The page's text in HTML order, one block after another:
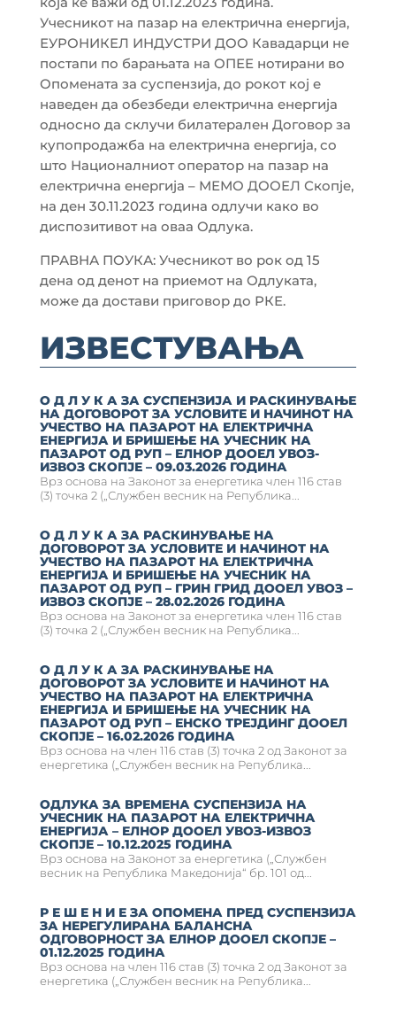
Учесникот на пазар на електрична енергија,
ЕУРОНИКЕЛ ИНДУСТРИ ДОО Кавадарци не
постапи по барањата на ОПЕЕ нотирани во
Опомената за суспензија, до рокот кој е
наведен да обезбеди електрична енергија
односно да склучи билатерален Договор за
купопродажба на електрична енергија, со
што Националниот оператор на пазар на
електрична енергија – МЕМО ДООЕЛ Скопје,
на ден 30.11.2023 година одлучи како во
диспозитивот на оваа Одлука.
ПРАВНА ПОУКА: Учесникот во рок од 15
дена од денот на приемот на Одлуката,
може да достави приговор до РКЕ.
ИЗВЕСТУВАЊА
О Д Л У К А ЗА СУСПЕНЗИЈА И РАСКИНУВАЊЕ
НА ДОГОВОРОТ ЗА УСЛОВИТЕ И НАЧИНОТ НА
УЧЕСТВО НА ПАЗАРОТ НА ЕЛЕКТРИЧНА
ЕНЕРГИЈА И БРИШЕЊЕ НА УЧЕСНИК НА
ПАЗАРОТ ОД РУП – ЕЛНОР ДООЕЛ УВОЗ-
ИЗВОЗ СКОПЈЕ – 09.03.2026 ГОДИНА
Врз основа на Законот за енергетика член 116 став
(3) точка 2 („Службен весник на Република...
О Д Л У К А ЗА РАСКИНУВАЊЕ НА
ДОГОВОРОТ ЗА УСЛОВИТЕ И НАЧИНОТ НА
УЧЕСТВО НА ПАЗАРОТ НА ЕЛЕКТРИЧНА
ЕНЕРГИЈА И БРИШЕЊЕ НА УЧЕСНИК НА
ПАЗАРОТ ОД РУП – ГРИН ГРИД ДООЕЛ УВОЗ –
ИЗВОЗ СКОПЈЕ – 28.02.2026 ГОДИНА
Врз основа на Законот за енергетика член 116 став
(3) точка 2 („Службен весник на Република...
О Д Л У К А ЗА РАСКИНУВАЊЕ НА
ДОГОВОРОТ ЗА УСЛОВИТЕ И НАЧИНОТ НА
УЧЕСТВО НА ПАЗАРОТ НА ЕЛЕКТРИЧНА
ЕНЕРГИЈА И БРИШЕЊЕ НА УЧЕСНИК НА
ПАЗАРОТ ОД РУП – ЕНСКО ТРЕЈДИНГ ДООЕЛ
СКОПЈЕ – 16.02.2026 ГОДИНА
Врз основа на член 116 став (3) точка 2 од Законот за
енергетика („Службен весник на Република...
ОДЛУКА ЗА ВРЕМЕНА СУСПЕНЗИЈА НА
УЧЕСНИК НА ПАЗАРОТ НА ЕЛЕКТРИЧНА
ЕНЕРГИЈА – ЕЛНОР ДООЕЛ УВОЗ-ИЗВОЗ
СКОПЈЕ – 10.12.2025 ГОДИНА
Врз основа на Законот за енергетика („Службен
весник на Република Македонија“ бр. 101 од...
Р Е Ш Е Н И Е ЗА ОПОМЕНА ПРЕД СУСПЕНЗИЈА
ЗА НЕРЕГУЛИРАНА БАЛАНСНА
ОДГОВОРНОСТ ЗА ЕЛНОР ДООЕЛ СКОПЈЕ –
01.12.2025 ГОДИНА
Врз основа на член 116 став (3) точка 2 од Законот за
енергетика („Службен весник на Република...